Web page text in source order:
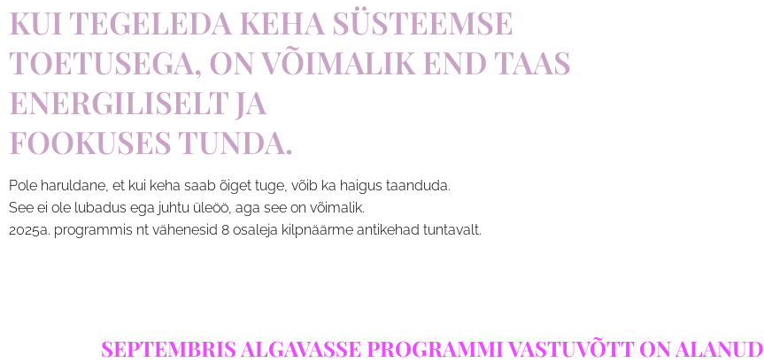
KUI TEGELEDA KEHA SÜSTEEMSE
TOETUSEGA, ON VÕIMALIK END TAAS
ENERGILISELT JA
FOOKUSES TUNDA.
Pole haruldane, et kui keha saab õiget tuge, võib ka haigus taanduda.
See ei ole lubadus ega juhtu üleöö, aga see on võimalik.
2025a. programmis nt vähenesid 8 osaleja kilpnäärme antikehad tuntavalt.
SEPTEMBRIS ALGAVASSE PROGRAMMI VASTUVÕTT ON ALANUD